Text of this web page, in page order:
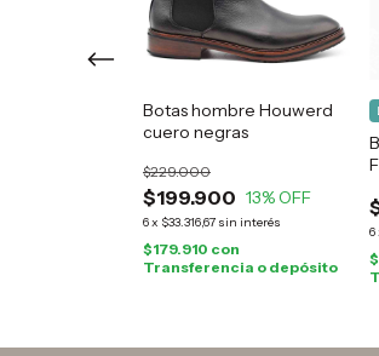
Botas hombre Houwerd
cuero negras
$199.900
$229.000
13% OFF
6x $33.316,67 sin interés
$179.910 con
Transferencia o depósito
6